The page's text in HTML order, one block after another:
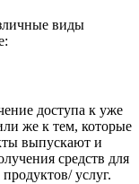
виды
доступа к уже
же к тем, которые
выпускают и
средств для
услуг.